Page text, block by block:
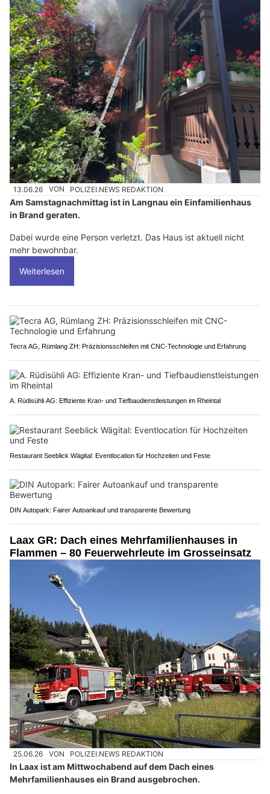
13.06.26 VON POLIZEI.NEWS REDAKTION
Am Samstagnachmittag ist in Langnau ein Einfamilienhaus
in Brand geraten.
Dabei wurde eine Person verletzt. Das Haus ist aktuell nicht
mehr bewohnbar.
Weiterlesen
Tecra AG, Rümlang ZH: Präzisionsschleifen mit CNC-Technologie und Erfahrung
A. Rüdisühli AG: Effiziente Kran- und Tiefbaudienstleistungen im Rheintal
Restaurant Seeblick Wägital: Eventlocation für Hochzeiten und Feste
DIN Autopark: Fairer Autoankauf und transparente Bewertung
Laax GR: Dach eines Mehrfamilienhauses in
Flammen – 80 Feuerwehrleute im Grosseinsatz
25.06.26 VON POLIZEI.NEWS REDAKTION
In Laax ist am Mittwochabend auf dem Dach eines
Mehrfamilienhauses ein Brand ausgebrochen.